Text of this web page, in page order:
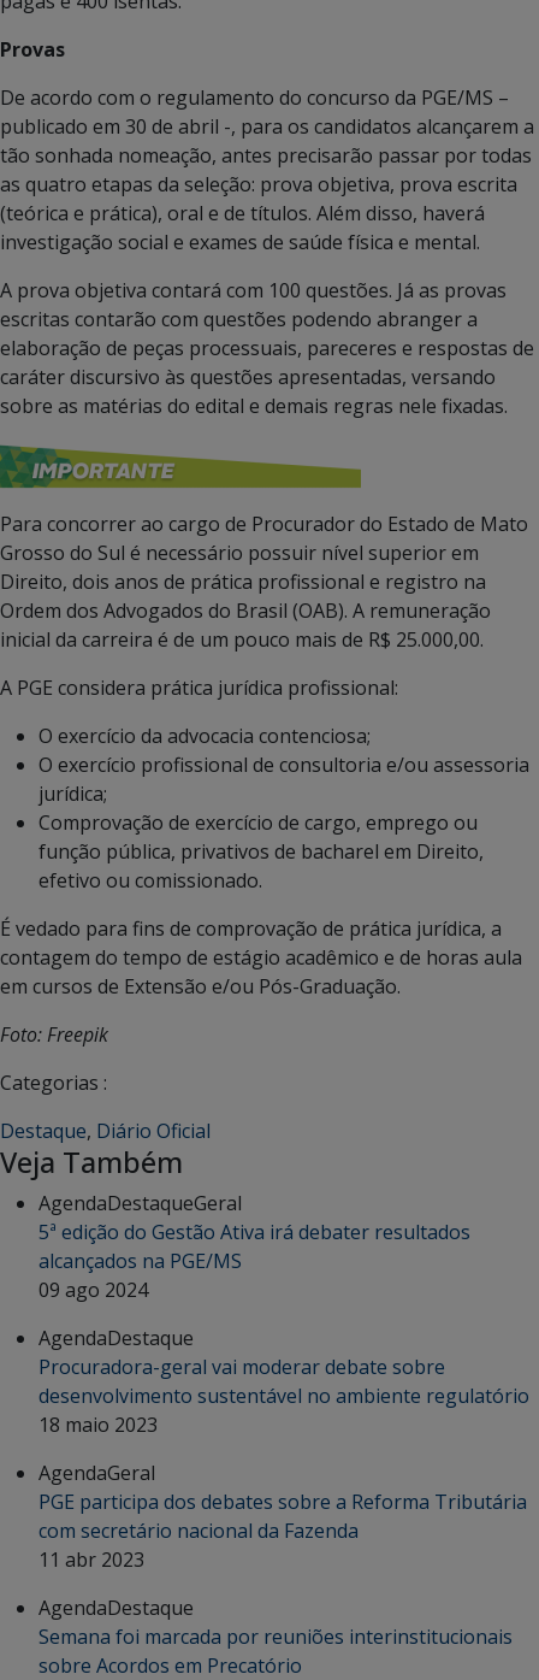
Provas
De acordo com o regulamento do concurso da PGE/MS –
publicado em 30 de abril -, para os candidatos alcançarem a
tão sonhada nomeação, antes precisarão passar por todas
as quatro etapas da seleção: prova objetiva, prova escrita
(teórica e prática), oral e de títulos. Além disso, haverá
investigação social e exames de saúde física e mental.
A prova objetiva contará com 100 questões. Já as provas
escritas contarão com questões podendo abranger a
elaboração de peças processuais, pareceres e respostas de
caráter discursivo às questões apresentadas, versando
sobre as matérias do edital e demais regras nele fixadas.
Para concorrer ao cargo de Procurador do Estado de Mato
Grosso do Sul é necessário possuir nível superior em
Direito, dois anos de prática profissional e registro na
Ordem dos Advogados do Brasil (OAB). A remuneração
inicial da carreira é de um pouco mais de R$ 25.000,00.
A PGE considera prática jurídica profissional:
O exercício da advocacia contenciosa;
O exercício profissional de consultoria e/ou assessoria
jurídica;
Comprovação de exercício de cargo, emprego ou
função pública, privativos de bacharel em Direito,
efetivo ou comissionado.
É vedado para fins de comprovação de prática jurídica, a
contagem do tempo de estágio acadêmico e de horas aula
em cursos de Extensão e/ou Pós-Graduação.
Foto: Freepik
Categorias :
Destaque, Diário Oficial
Veja Também
AgendaDestaqueGeral
5ª edição do Gestão Ativa irá debater resultados
alcançados na PGE/MS
09 ago 2024
AgendaDestaque
Procuradora-geral vai moderar debate sobre
desenvolvimento sustentável no ambiente regulatório
18 maio 2023
AgendaGeral
PGE participa dos debates sobre a Reforma Tributária
com secretário nacional da Fazenda
11 abr 2023
AgendaDestaque
Semana foi marcada por reuniões interinstitucionais
sobre Acordos em Precatório